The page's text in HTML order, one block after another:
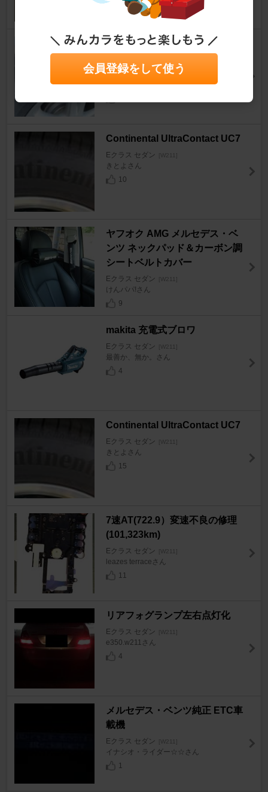
BRIDGESTONE BLIZZAK XG0
Eクラス セダン [W211]
T谷野さん
Continental UltraContact UC7
Eクラス セダン [W211]
きとよさん
10
ヤフオク AMG メルセデス・ベ
ンツ ネックパッド＆カーボン調
シートベルトカバー
Eクラス セダン [W211]
けんパパ!さん
9
makita 充電式ブロワ
Eクラス セダン [W211]
最善か、無か。さん
4
Continental UltraContact UC7
Eクラス セダン [W211]
きとよさん
15
7速AT(722.9）変速不良の修理
(101,323km)
Eクラス セダン [W211]
leazes terraceさん
11
リアフォグランプ左右点灯化
Eクラス セダン [W211]
e350.w211さん
4
メルセデス・ベンツ純正 ETC車
載機
Eクラス セダン [W211]
イナシオ・ライダー☆☆さん
1
会員登録をして使う